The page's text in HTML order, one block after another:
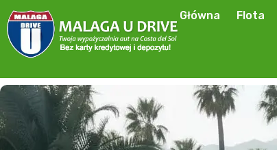
Główna Flota